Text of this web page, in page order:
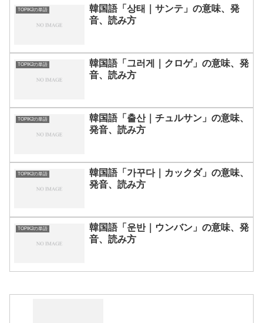
TOPIK2の単語
韓国語「상태｜サンテ」の意味、発
音、読み方
TOPIK2の単語
韓国語「그러게｜クロゲ」の意味、発
音、読み方
TOPIK2の単語
韓国語「출산｜チュルサン」の意味、
発音、読み方
TOPIK2の単語
韓国語「가꾸다｜カックダ」の意味、
発音、読み方
TOPIK2の単語
韓国語「운반｜ウンバン」の意味、発
音、読み方